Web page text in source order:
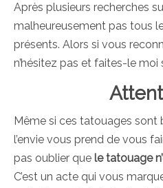
Après plusieurs recherches
malheureusement pas tous
présents. Alors si vous
n’hésitez pas et faites-le moi
Même si ces tatouages sont
l’envie vous prend de vous
pas oublier que le tatouage
C’est un acte qui vous